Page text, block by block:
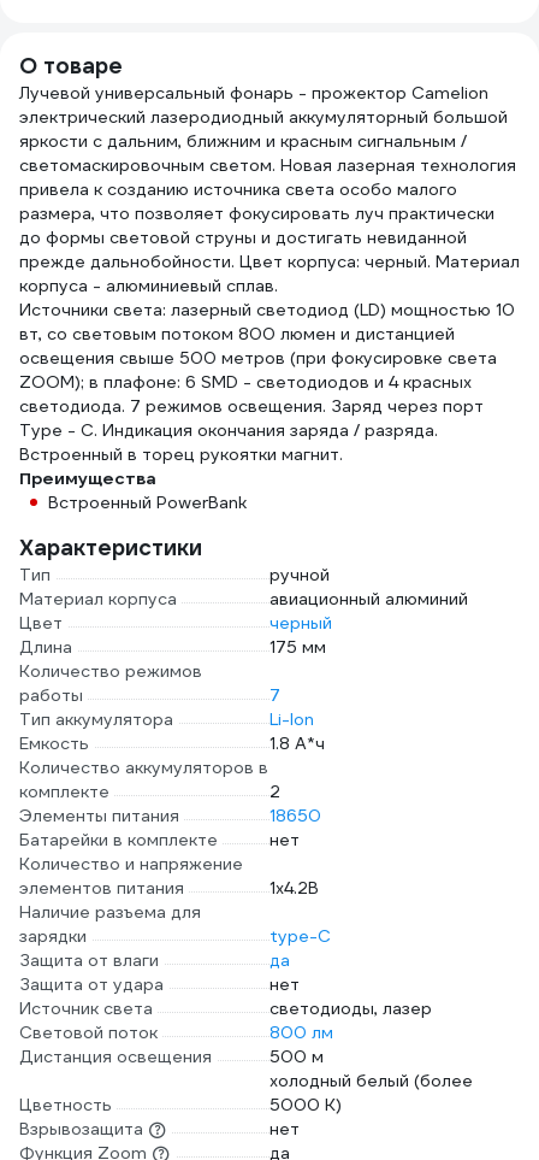
О товаре
Лучевой универсальный фонарь - прожектор Camelion
электрический лазеродиодный аккумуляторный большой
яркости с дальним, ближним и красным сигнальным /
светомаскировочным светом. Новая лазерная технология
привела к созданию источника света особо малого
размера, что позволяет фокусировать луч практически
до формы световой струны и достигать невиданной
прежде дальнобойности. Цвет корпуса: черный. Материал
корпуса - алюминиевый сплав.
Источники света: лазерный светодиод (LD) мощностью 10
вт, со световым потоком 800 люмен и дистанцией
освещения свыше 500 метров (при фокусировке света
ZOOM); в плафоне: 6 SMD - светодиодов и 4 красных
светодиода. 7 режимов освещения. Заряд через порт
Type - C. Индикация окончания заряда / разряда.
Встроенный в торец рукоятки магнит.
Преимущества
Встроенный PowerBank
Характеристики
Тип
ручной
Материал корпуса
авиационный алюминий
Цвет
черный
Длина
175 мм
Количество режимов
работы
7
Тип аккумулятора
Li-Ion
Емкость
1.8 А*ч
Количество аккумуляторов в
комплекте
2
Элементы питания
18650
Батарейки в комплекте
нет
Количество и напряжение
элементов питания
1х4.2В
Наличие разъема для
зарядки
type-C
Защита от влаги
да
Защита от удара
нет
Источник света
светодиоды, лазер
Световой поток
800 лм
Дистанция освещения
500 м
Цветность
холодный белый (более
5000 К)
Взрывозащита
нет
Функция Zoom
да